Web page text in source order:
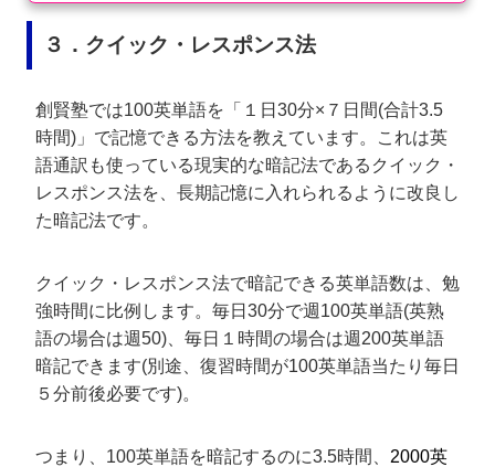
３．クイック・レスポンス法
創賢塾では100英単語を「１日30分×７日間(合計3.5
時間)」で記憶できる方法を教えています。これは英
語通訳も使っている現実的な暗記法であるクイック・
レスポンス法を、長期記憶に入れられるように改良し
た暗記法です。
クイック・レスポンス法で暗記できる英単語数は、勉
強時間に比例します。毎日30分で週100英単語(英熟
語の場合は週50)、毎日１時間の場合は週200英単語
暗記できます(別途、復習時間が100英単語当たり毎日
５分前後必要です)。
つまり、100英単語を暗記するのに3.5時間、 2000英